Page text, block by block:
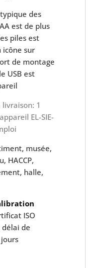
des
est de plus
piles est
icône sur
de montage
USB est
1
EL-SIE-
musée,
HACCP,
halle,
ISO
délai de